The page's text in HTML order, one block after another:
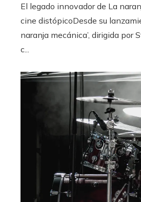
El legado innovador de La
cine distópicoDesde su
naranja mecánica’, dirigida por
c...